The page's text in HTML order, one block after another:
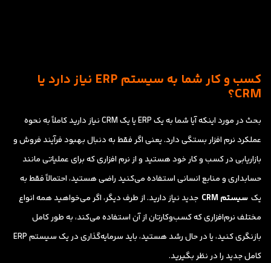
کسب و کار شما به سیستم ERP نیاز دارد یا
CRM؟
بحث در مورد اینکه آیا شما به یک ERP یا یک CRM نیاز دارید کاملاً به نحوه
عملکرد نرم افزار بستگی دارد. یعنی اگر فقط به دنبال بهبود فرآیند فروش و
بازاریابی در کسب و کار خود هستید و از نرم افزاری که برای عملیاتی مانند
حسابداری و منابع انسانی استفاده می‌کنید راضی هستید، احتمالاً فقط به
یک سیستم CRM
جدید نیاز دارید. از طرف دیگر، اگر می‌خواهید همه انواع
مختلف نرم‌افزاری که کسب‌وکارتان از آن استفاده می‌کند، به طور کامل
بازنگری کنید، یا در حال رشد هستید، باید سرمایه‌گذاری در یک سیستم ERP
کامل جدید را در نظر بگیرید.